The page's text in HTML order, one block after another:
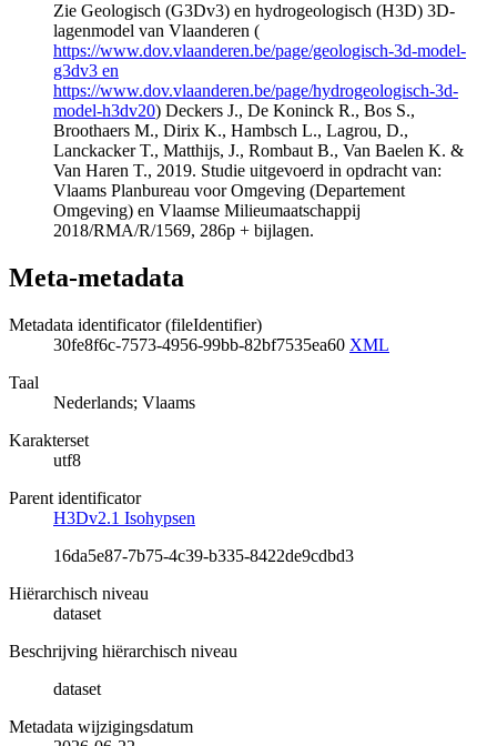
Zie Geologisch (G3Dv3) en hydrogeologisch (H3D) 3D-
lagenmodel van Vlaanderen (
https://www.dov.vlaanderen.be/page/geologisch-3d-model-
g3dv3 en
https://www.dov.vlaanderen.be/page/hydrogeologisch-3d-
model-h3dv20) Deckers J., De Koninck R., Bos S.,
Broothaers M., Dirix K., Hambsch L., Lagrou, D.,
Lanckacker T., Matthijs, J., Rombaut B., Van Baelen K. &
Van Haren T., 2019. Studie uitgevoerd in opdracht van:
Vlaams Planbureau voor Omgeving (Departement
Omgeving) en Vlaamse Milieumaatschappij
2018/RMA/R/1569, 286p + bijlagen.
Meta-metadata
Metadata identificator (fileIdentifier)
30fe8f6c-7573-4956-99bb-82bf7535ea60 XML
Taal
Nederlands; Vlaams
Karakterset
utf8
Parent identificator
H3Dv2.1 Isohypsen
16da5e87-7b75-4c39-b335-8422de9cdbd3
Hiërarchisch niveau
dataset
Beschrijving hiërarchisch niveau
dataset
Metadata wijzigingsdatum